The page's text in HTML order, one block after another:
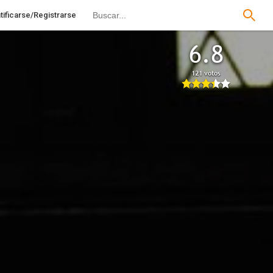
Registrarse
6.8
121 votos